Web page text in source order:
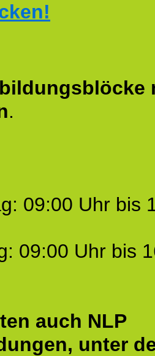
.
09:00 Uhr bis
09:00 Uhr bis
auch NLP
unter